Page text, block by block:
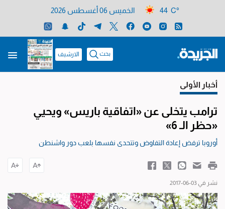
44 C° الخميس 06 أغسطس 2026
بحث الارشيف
أخبار الأولى
ترامب يتخلى عن «اتفاقية باريس» ويحيي
«حظر الـ 6»
أوروبا ترفض إعادة التفاوض وتتحدى نفسها بلعب دور واشنطن
نشر في 03-06-2017